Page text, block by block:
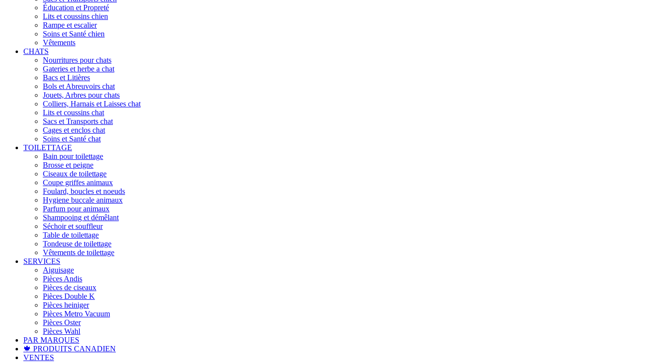
Éducation et Propreté
Lits et coussins chien
Rampe et escalier
Soins et Santé chien
Vêtements
CHATS
Nourritures pour chats
Gateries et herbe a chat
Bacs et Litières
Bols et Abreuvoirs chat
Jouets, Arbres pour chats
Colliers, Harnais et Laisses chat
Lits et coussins chat
Sacs et Transports chat
Cages et enclos chat
Soins et Santé chat
TOILETTAGE
Bain pour toilettage
Brosse et peigne
Ciseaux de toilettage
Coupe griffes animaux
Foulard, boucles et noeuds
Hygiene buccale animaux
Parfum pour animaux
Shampooing et démêlant
Séchoir et souffleur
Table de toilettage
Tondeuse de toilettage
Vêtements de toilettage
SERVICES
Aiguisage
Pièces Andis
Pièces de ciseaux
Pièces Double K
Pièces heiniger
Pièces Metro Vacuum
Pièces Oster
Pièces Wahl
PAR MARQUES
🍁 PRODUITS CANADIEN
VENTES